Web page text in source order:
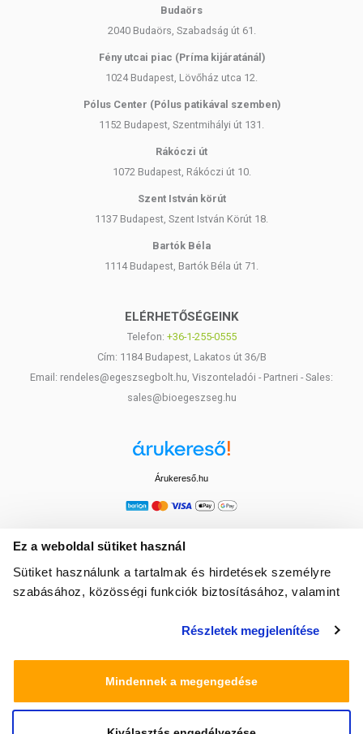
Ez a weboldal sütiket használ
Sütiket használunk a tartalmak és hirdetések személyre
szabásához, közösségi funkciók biztosításához, valamint
média-, hirdető- és elemező partnereinkkel megosztjuk az
amelyeket Ön adott meg számukra vagy az Ön által
használt más szolgáltatásokból gyűjtöttek.
Részletek megjelenítése
Mindennek a megengedése
Budaörs
2040 Budaörs, Szabadság út 61.
Fény utcai piac (Príma kijáratánál)
1024 Budapest, Lövőház utca 12.
Pólus Center (Pólus patikával szemben)
1152 Budapest, Szentmihályi út 131.
Rákóczi út
1072 Budapest, Rákóczi út 10.
Szent István körút
1137 Budapest, Szent István Körút 18.
Bartók Béla
1114 Budapest, Bartók Béla út 71.
ELÉRHETŐSÉGEINK
Telefon: +36-1-255-0555
Cím: 1184 Budapest, Lakatos út 36/B
Email: rendeles@egeszsegbolt.hu, Viszonteladói - Partneri - Sales:
sales@bioegeszseg.hu
Árukereső.hu